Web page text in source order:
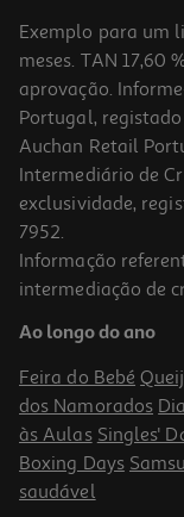
Macbook Air 15"
2299.99 €/un
2.299,99 €
Exemplo para um
meses. TAN 17,60
aprovação.
Portugal,
Auchan Retail
Intermediário de
exclusividade,
7952.
Informação
intermediação de
Ao longo do ano
Feira do Bebé
dos Namorados
às Aulas Singles'
Boxing Days
saudável